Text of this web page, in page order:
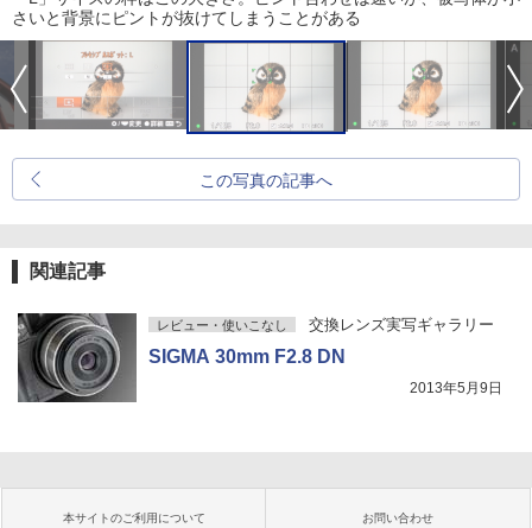
さいと背景にピントが抜けてしまうことがある
この写真の記事へ
関連記事
レビュー・使いこなし 交換レンズ実写ギャラリー
SIGMA 30mm F2.8 DN
2013年5月9日
本サイトのご利用について お問い合わせ